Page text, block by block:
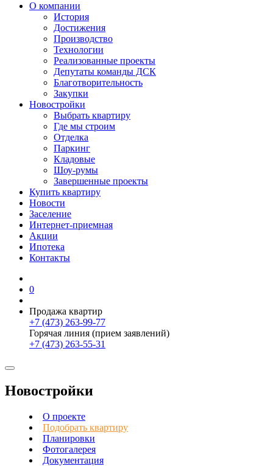
О компании
История
Достижения
Производство
Технологии
Реализованные проекты
Депутаты команды ДСК
Благотворительность
Закупки
Новостройки
Выбрать квартиру
Где мы строим
Отделка
Паркинг
Кладовые
Шоу-румы
Завершенные проекты
Купить квартиру
Новости
Заселение
Интернет-приемная
Акции
Ипотека
Контакты
0
Продажа квартир
+7 (473) 263-99-77
Горячая линия (прием заявлений)
+7 (473) 263-55-31
Новостройки
О проекте
Подобрать квартиру
Планировки
Фотогалерея
Документация